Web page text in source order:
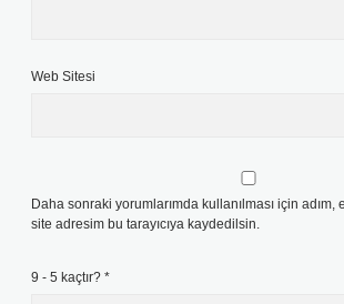
Web Sitesi
Daha sonraki yorumlarımda kullanılması için adım,
site adresim bu tarayıcıya kaydedilsin.
9 - 5 kaçtır? *